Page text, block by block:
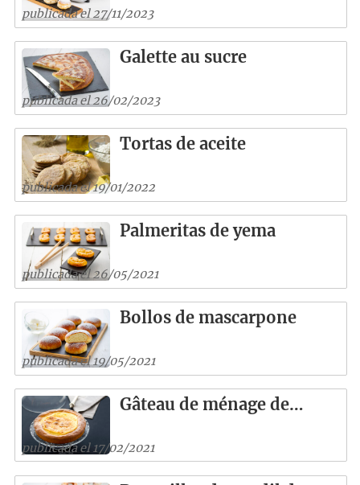
publicada el 27/11/2023
Galette au sucre
publicada el 26/02/2023
Tortas de aceite
publicada el 19/01/2022
Palmeritas de yema
publicada el 26/05/2021
Bollos de mascarpone
publicada el 19/05/2021
Gâteau de ménage de…
publicada el 17/02/2021